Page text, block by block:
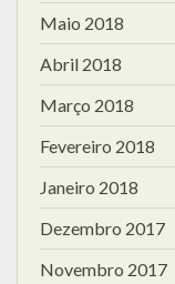
Maio 2018
Abril 2018
Março 2018
Fevereiro 2018
Janeiro 2018
Dezembro 2017
Novembro 2017